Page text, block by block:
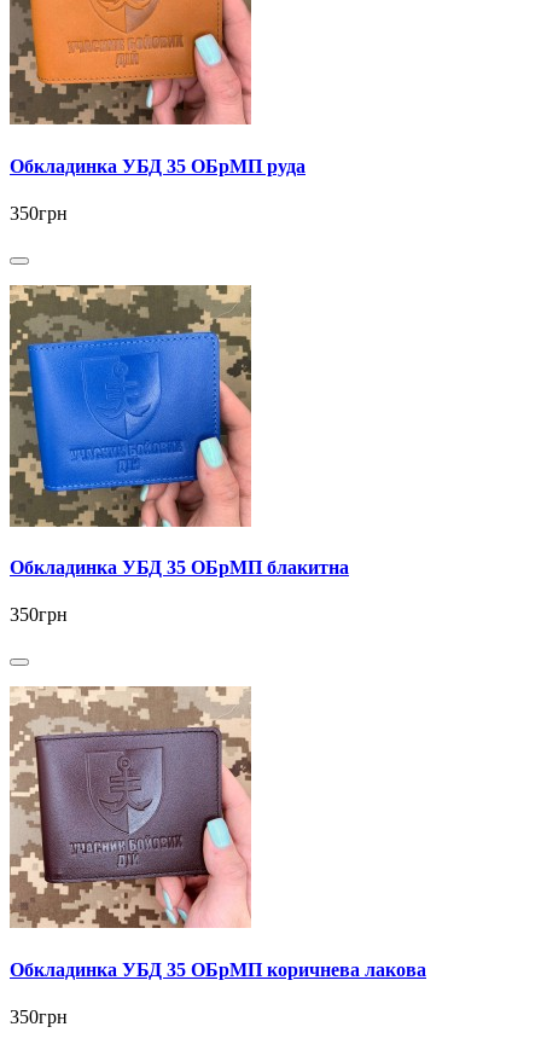
Обкладинка УБД 35 ОБрМП руда
350грн
Обкладинка УБД 35 ОБрМП блакитна
350грн
Обкладинка УБД 35 ОБрМП коричнева лакова
350грн